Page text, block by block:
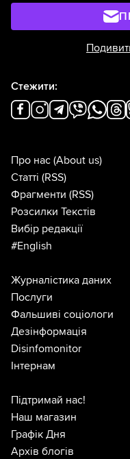
Стежити:
Про нас (About us)
Статті (RSS)
Фрагменти (RSS)
Розсилки Текстів
Вибір редакції
#English
Журналістика даних
Послуги
Фальшиві соціологи
Дезінформація
Disinfomonitor
Інтернам
Підтримай нас!
Наш магазин
Графік Дня
Архів блогів